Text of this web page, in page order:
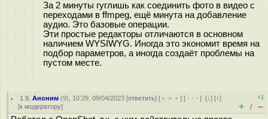
За 2 минуты гуглишь как соединить фото в видео с
переходами в ffmpeg, ещё минута на добавление
аудио. Это базовые операции.
Эти простые редакторы отличаются в основном
наличием WYSIWYG. Иногда это экономит время на
подбор параметров, а иногда создаёт проблемы на
пустом месте.
1.9 ,Аноним (9), 10:29, 09/04/2023 [ответить] [ ﹢﹢﹢] [ · · ·][↓] [↑]
[к модератору]
+1
+ / –